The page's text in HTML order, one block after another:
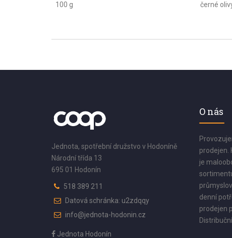
100 g černé
Jednota, spotřební družstvo v Hodoníně
Národní třída 13
695 01 Hodonín
518 389 211
Datová schránka: u2zdqqy
info@jednota-hodonin.cz
Jednota Hodonín
O nás
prodejen.
je
denní
prodejen